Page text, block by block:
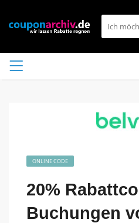
ONLINE CODE
20%
Buchungen